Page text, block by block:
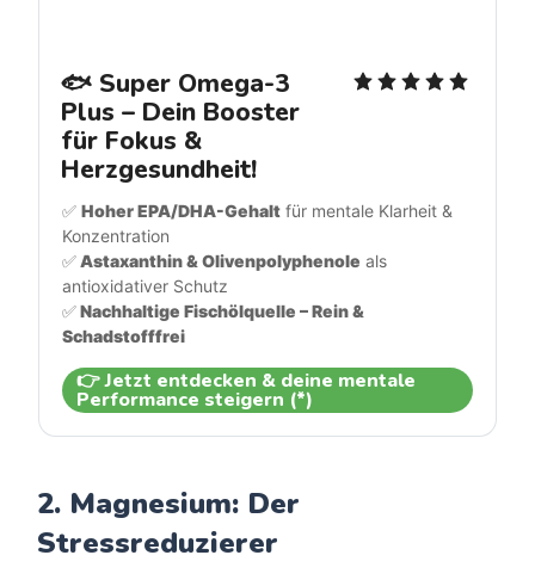
🐟 Super Omega-3
Plus – Dein Booster
für Fokus &
Herzgesundheit!
✅ Hoher EPA/DHA-Gehalt für mentale Klarheit &
Konzentration
✅ Astaxanthin & Olivenpolyphenole als
antioxidativer Schutz
✅ Nachhaltige Fischölquelle – Rein &
Schadstofffrei
👉 Jetzt entdecken & deine mentale
Performance steigern (*)
2. Magnesium: Der
Stressreduzierer